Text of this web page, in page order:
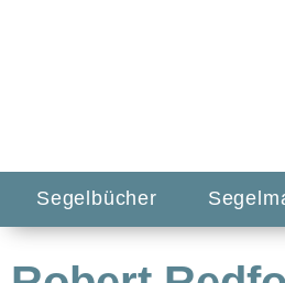
Segelbücher